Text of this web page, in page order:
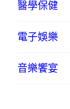
醫學保健
電子娛樂
音樂饗宴